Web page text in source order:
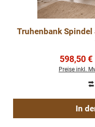
Truhenbank
598,50 €
Preise inkl.
In